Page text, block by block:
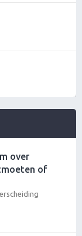
over
of